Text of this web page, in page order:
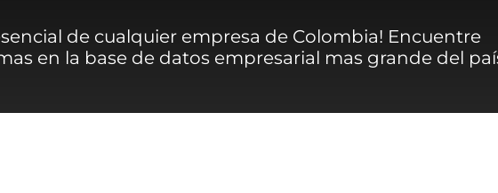
de cualquier empresa de Colombia! Encuentre
en la base de datos empresarial mas grande del